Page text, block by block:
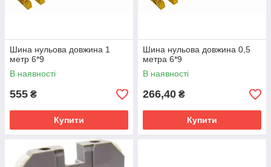
Шина нульова довжина 1
метр 6*9
В наявності
555 ₴
Купити
Шина нульова довжина 0,5
метра 6*9
В наявності
266,40 ₴
Купити